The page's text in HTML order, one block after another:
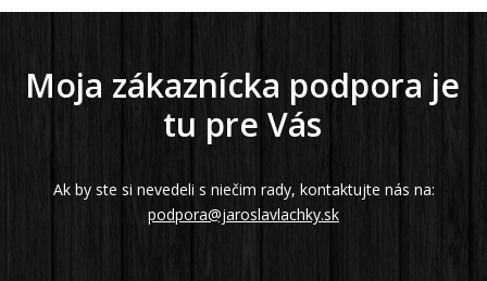
Moja zákaznícka podpora je
tu pre Vás
Ak by ste si nevedeli s niečim rady, kontaktujte nás na:
podpora@jaroslavlachky.sk